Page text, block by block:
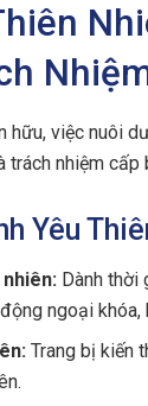
hữu, việc nuôi
trách nhiệm
Yêu
Dành thời
ngoại
Trang bị kiến